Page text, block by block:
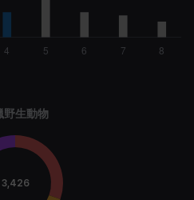
野生動物
3,426